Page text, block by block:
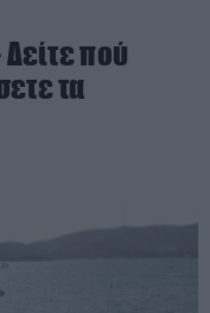
πού
τα